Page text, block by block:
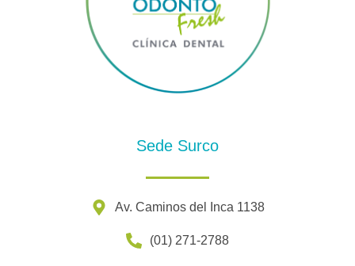
Sede Surco
Av. Caminos del Inca 1138
(01) 271-2788